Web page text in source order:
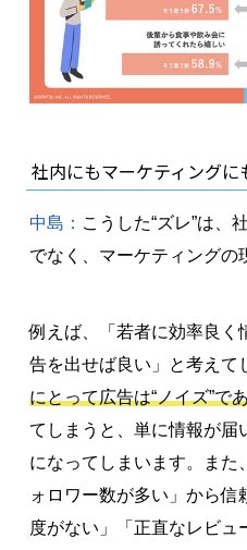
社内にもマーケティング
中島： こうした“ズレ”は、
でなく、マーケティングの
例えば、「若者に効率良く
告を出せば良い」と考えて
にとって広告は“ノイズ”で
てしまうと、単に情報が届
になってしまいます。また
ォロワー数が多い」から
度がない」「正直なレビュ